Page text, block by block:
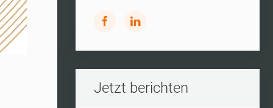
Jetzt berichten